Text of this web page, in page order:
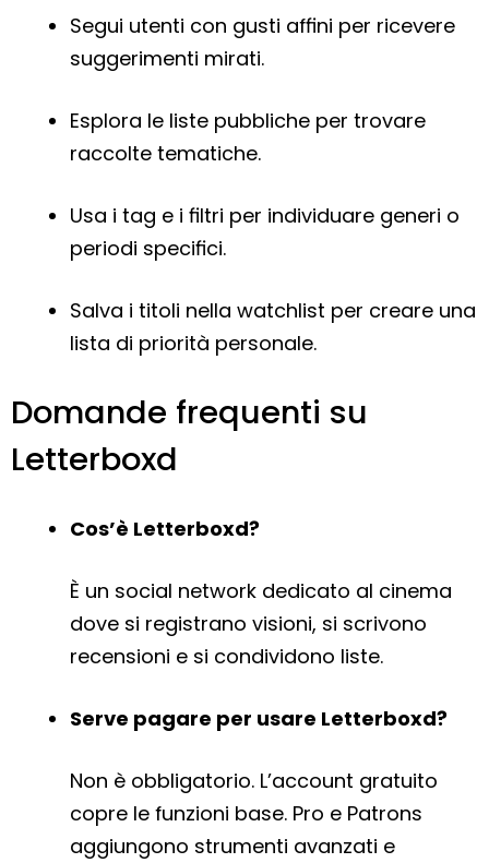
Segui utenti con gusti affini per ricevere
suggerimenti mirati.
Esplora le liste pubbliche per trovare
raccolte tematiche.
Usa i tag e i filtri per individuare generi o
periodi specifici.
Salva i titoli nella watchlist per creare una
lista di priorità personale.
Domande frequenti su
Letterboxd
Cos’è Letterboxd?
È un social network dedicato al cinema
dove si registrano visioni, si scrivono
recensioni e si condividono liste.
Serve pagare per usare Letterboxd?
Non è obbligatorio. L’account gratuito
copre le funzioni base. Pro e Patrons
aggiungono strumenti avanzati e